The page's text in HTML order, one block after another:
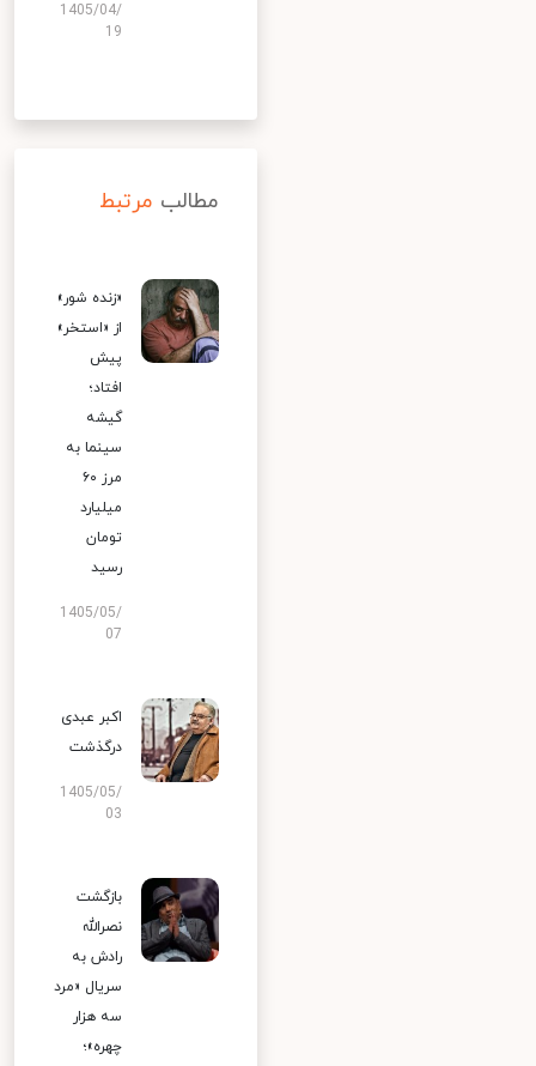
1405/04/
19
مطالب مرتبط
«زنده شور»
از «استخر»
پیش
افتاد؛
گیشه
سینما به
مرز ۶۰
میلیارد
تومان
رسید
1405/05/
07
اکبر عبدی
درگذشت
1405/05/
03
بازگشت
نصرالله
رادش به
سریال «مرد
سه هزار
چهره»؛